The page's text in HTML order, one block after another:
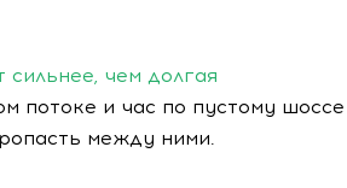
чем долгая
потоке и час по пустому шоссе
между ними.